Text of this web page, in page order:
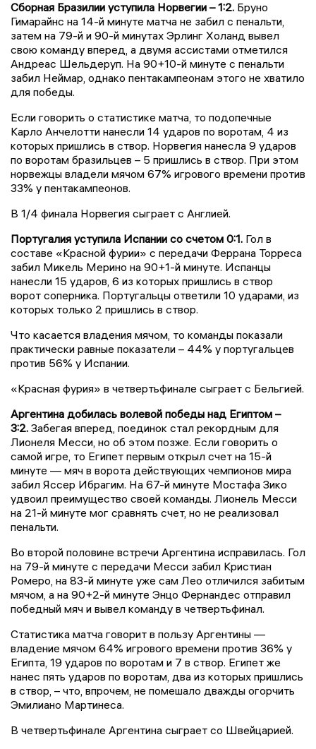
Сборная Бразилии уступила Норвегии – 1:2. Бруно
Гимарайнс на 14-й минуте матча не забил с пенальти,
затем на 79-й и 90-й минутах Эрлинг Холанд вывел
свою команду вперед, а двумя ассистами отметился
Андреас Шельдеруп. На 90+10-й минуте с пенальти
забил Неймар, однако пентакампеонам этого не хватило
для победы.
Если говорить о статистике матча, то подопечные
Карло Анчелотти нанесли 14 ударов по воротам, 4 из
которых пришлись в створ. Норвегия нанесла 9 ударов
по воротам бразильцев – 5 пришлись в створ. При этом
норвежцы владели мячом 67% игрового времени против
33% у пентакампеонов.
В 1/4 финала Норвегия сыграет с Англией.
Португалия уступила Испании со счетом 0:1. Гол в
составе «Красной фурии» с передачи Феррана Торреса
забил Микель Мерино на 90+1-й минуте. Испанцы
нанесли 15 ударов, 6 из которых пришлись в створ
ворот соперника. Португальцы ответили 10 ударами, из
которых только 2 пришлись в створ.
Что касается владения мячом, то команды показали
практически равные показатели – 44% у португальцев
против 56% у Испании.
«Красная фурия» в четвертьфинале сыграет с Бельгией.
Аргентина добилась волевой победы над Египтом –
3:2. Забегая вперед, поединок стал рекордным для
Лионеля Месси, но об этом позже. Если говорить о
самой игре, то Египет первым открыл счет на 15-й
минуте — мяч в ворота действующих чемпионов мира
забил Яссер Ибрагим. На 67-й минуте Мостафа Зико
удвоил преимущество своей команды. Лионель Месси
на 21-й минуте мог сравнять счет, но не реализовал
пенальти.
Во второй половине встречи Аргентина исправилась. Гол
на 79-й минуте с передачи Месси забил Кристиан
Ромеро, на 83-й минуте уже сам Лео отличился забитым
мячом, а на 90+2-й минуте Энцо Фернандес отправил
победный мяч и вывел команду в четвертьфинал.
Статистика матча говорит в пользу Аргентины —
владение мячом 64% игрового времени против 36% у
Египта, 19 ударов по воротам и 7 в створ. Египет же
нанес пять ударов по воротам, два из которых пришлись
в створ, – что, впрочем, не помешало дважды огорчить
Эмилиано Мартинеса.
В четвертьфинале Аргентина сыграет со Швейцарией.